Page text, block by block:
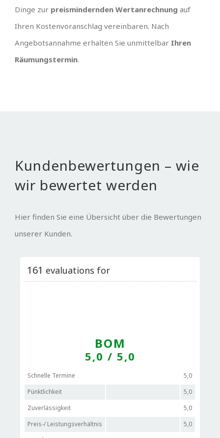
Dinge zur preismindernden Wertanrechnung auf
Ihren Kostenvoranschlag vereinbaren. Nach
Angebotsannahme erhalten Sie unmittelbar Ihren
Räumungstermin.
Kundenbewertungen – wie
wir bewertet werden
Hier finden Sie eine Übersicht über die Bewertungen
unserer Kunden.
161 evaluations for
BOM
5,0 / 5,0
Schnelle Termine
5,0
Pünktlichkeit
5,0
Zuverlässigkeit
5,0
Preis-/ Leistungsverhältnis
5,0